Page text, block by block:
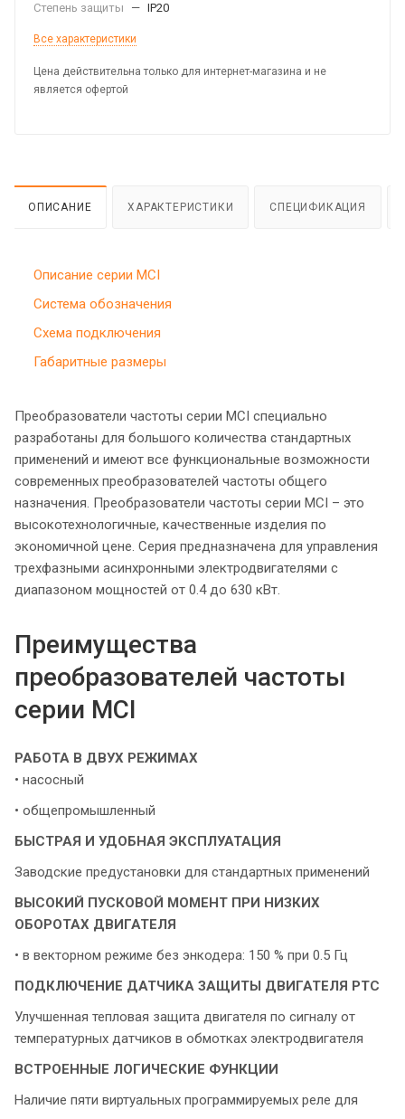
Степень защиты
— IP20
Все характеристики
Цена действительна только для интернет-магазина и не
является офертой
ОПИСАНИЕ ХАРАКТЕРИСТИКИ СПЕЦИФИКАЦИЯ
Описание серии MCI
Система обозначения
Схема подключения
Габаритные размеры
Преобразователи частоты серии MCI специально
разработаны для большого количества стандартных
применений и имеют все функциональные возможности
современных преобразователей частоты общего
назначения. Преобразователи частоты серии MCI – это
высокотехнологичные, качественные изделия по
экономичной цене. Серия предназначена для управления
трехфазными асинхронными электродвигателями с
диапазоном мощностей от 0.4 до 630 кВт.
Преимущества
преобразователей частоты
серии MCI
РАБОТА В ДВУХ РЕЖИМАХ
• насосный
• общепромышленный
БЫСТРАЯ И УДОБНАЯ ЭКСПЛУАТАЦИЯ
Заводские предустановки для стандартных применений
ВЫСОКИЙ ПУСКОВОЙ МОМЕНТ ПРИ НИЗКИХ
ОБОРОТАХ ДВИГАТЕЛЯ
• в векторном режиме без энкодера: 150 % при 0.5 Гц
ПОДКЛЮЧЕНИЕ ДАТЧИКА ЗАЩИТЫ ДВИГАТЕЛЯ PTC
Улучшенная тепловая защита двигателя по сигналу от
температурных датчиков в обмотках электродвигателя
ВСТРОЕННЫЕ ЛОГИЧЕСКИЕ ФУНКЦИИ
Наличие пяти виртуальных программируемых реле для